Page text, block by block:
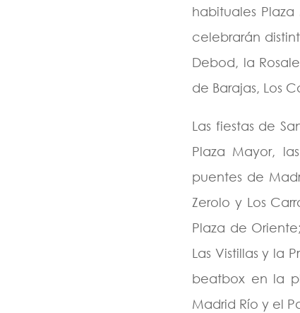
habituales
celebrarán
Debod, la
de Barajas, Los
Las fiestas de
Plaza Mayor,
puentes de
Zerolo y Los
Plaza de
Las Vistillas y la
beatbox en la
Madrid Río y el